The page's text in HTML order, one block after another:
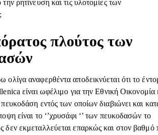
ρητίνευση και τις υλοτομίες των
πλούτος των
ολίγα αναφερθέντα αποδεικνύεται ότι το
είναι ωφέλιμο για την Εθνική Οικονομία
εντός των οποίων διαβιώνει και
είναι το ‘’χρυσάφι ‘’ των πευκοδασών το
δεν εκμεταλλεύεται επαρκώς και στον βαθμό